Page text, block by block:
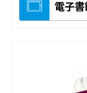
電子